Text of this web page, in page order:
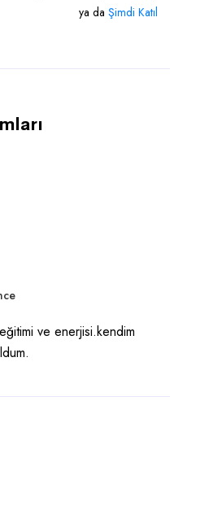
ya da Şimdi Katıl
ve enerjisi.kendim